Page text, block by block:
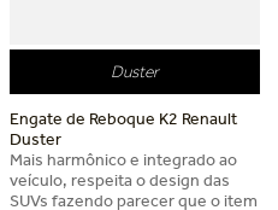
Duster
Engate de Reboque K2 Renault
Duster
Mais harmônico e integrado ao
veículo, respeita o design das
SUVs fazendo parecer que o item